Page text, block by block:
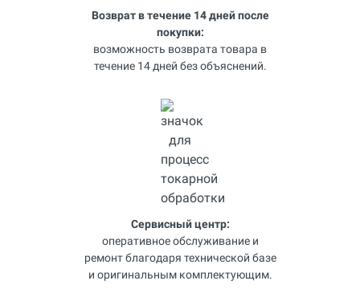
Возврат в течение 14 дней после
покупки:
возможность возврата товара в
течение 14 дней без объяснений.
Сервисный центр:
оперативное обслуживание и
ремонт благодаря технической базе
и оригинальным комплектующим.